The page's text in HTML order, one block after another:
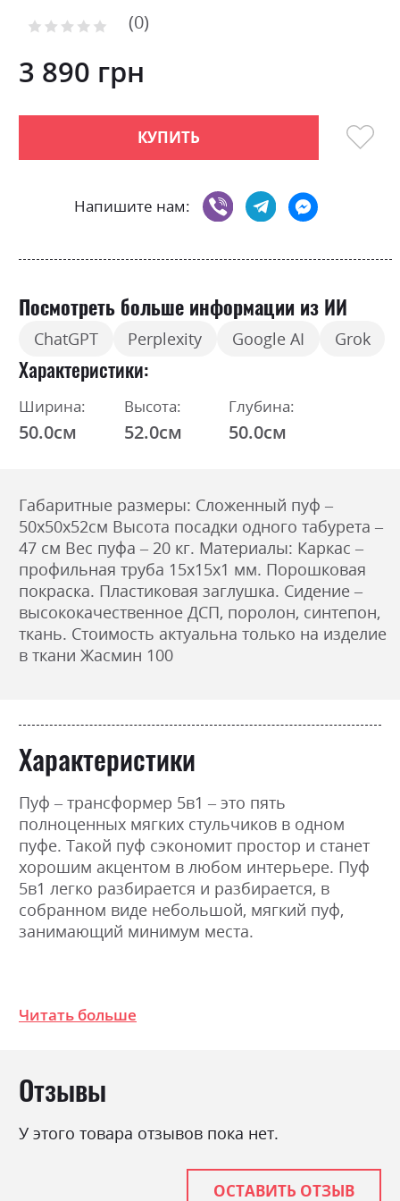
the
of
the
gallery
Рейтинг: 0
3 890 грн
КУПИТЬ
Напишите нам:
Посмотреть больше информации из ИИ
ChatGPT Perplexity Google AI Grok
Характеристики
Ширина:
50.0см
Высота:
52.0см
Глубина:
50.0см
Габаритные размеры: Сложенный пуф –
50х50х52см Высота посадки одного табурета –
47 см Вес пуфа – 20 кг. Материалы: Каркас –
профильная труба 15х15х1 мм. Порошковая
покраска. Пластиковая заглушка. Сидение –
высококачественное ДСП, поролон, синтепон,
ткань. Стоимость актуальна только на изделие
в ткани Жасмин 100
Характеристики
Пуф – трансформер 5в1 – это пять
полноценных мягких стульчиков в одном
пуфе. Такой пуф сэкономит простор и станет
хорошим акцентом в любом интерьере. Пуф
5в1 легко разбирается и разбирается, в
собранном виде небольшой, мягкий пуф,
занимающий минимум места.
Стиль
Ниша для белья
Читать больше
Отзывы
У этого товара отзывов пока нет.
ОСТАВИТЬ ОТЗЫВ